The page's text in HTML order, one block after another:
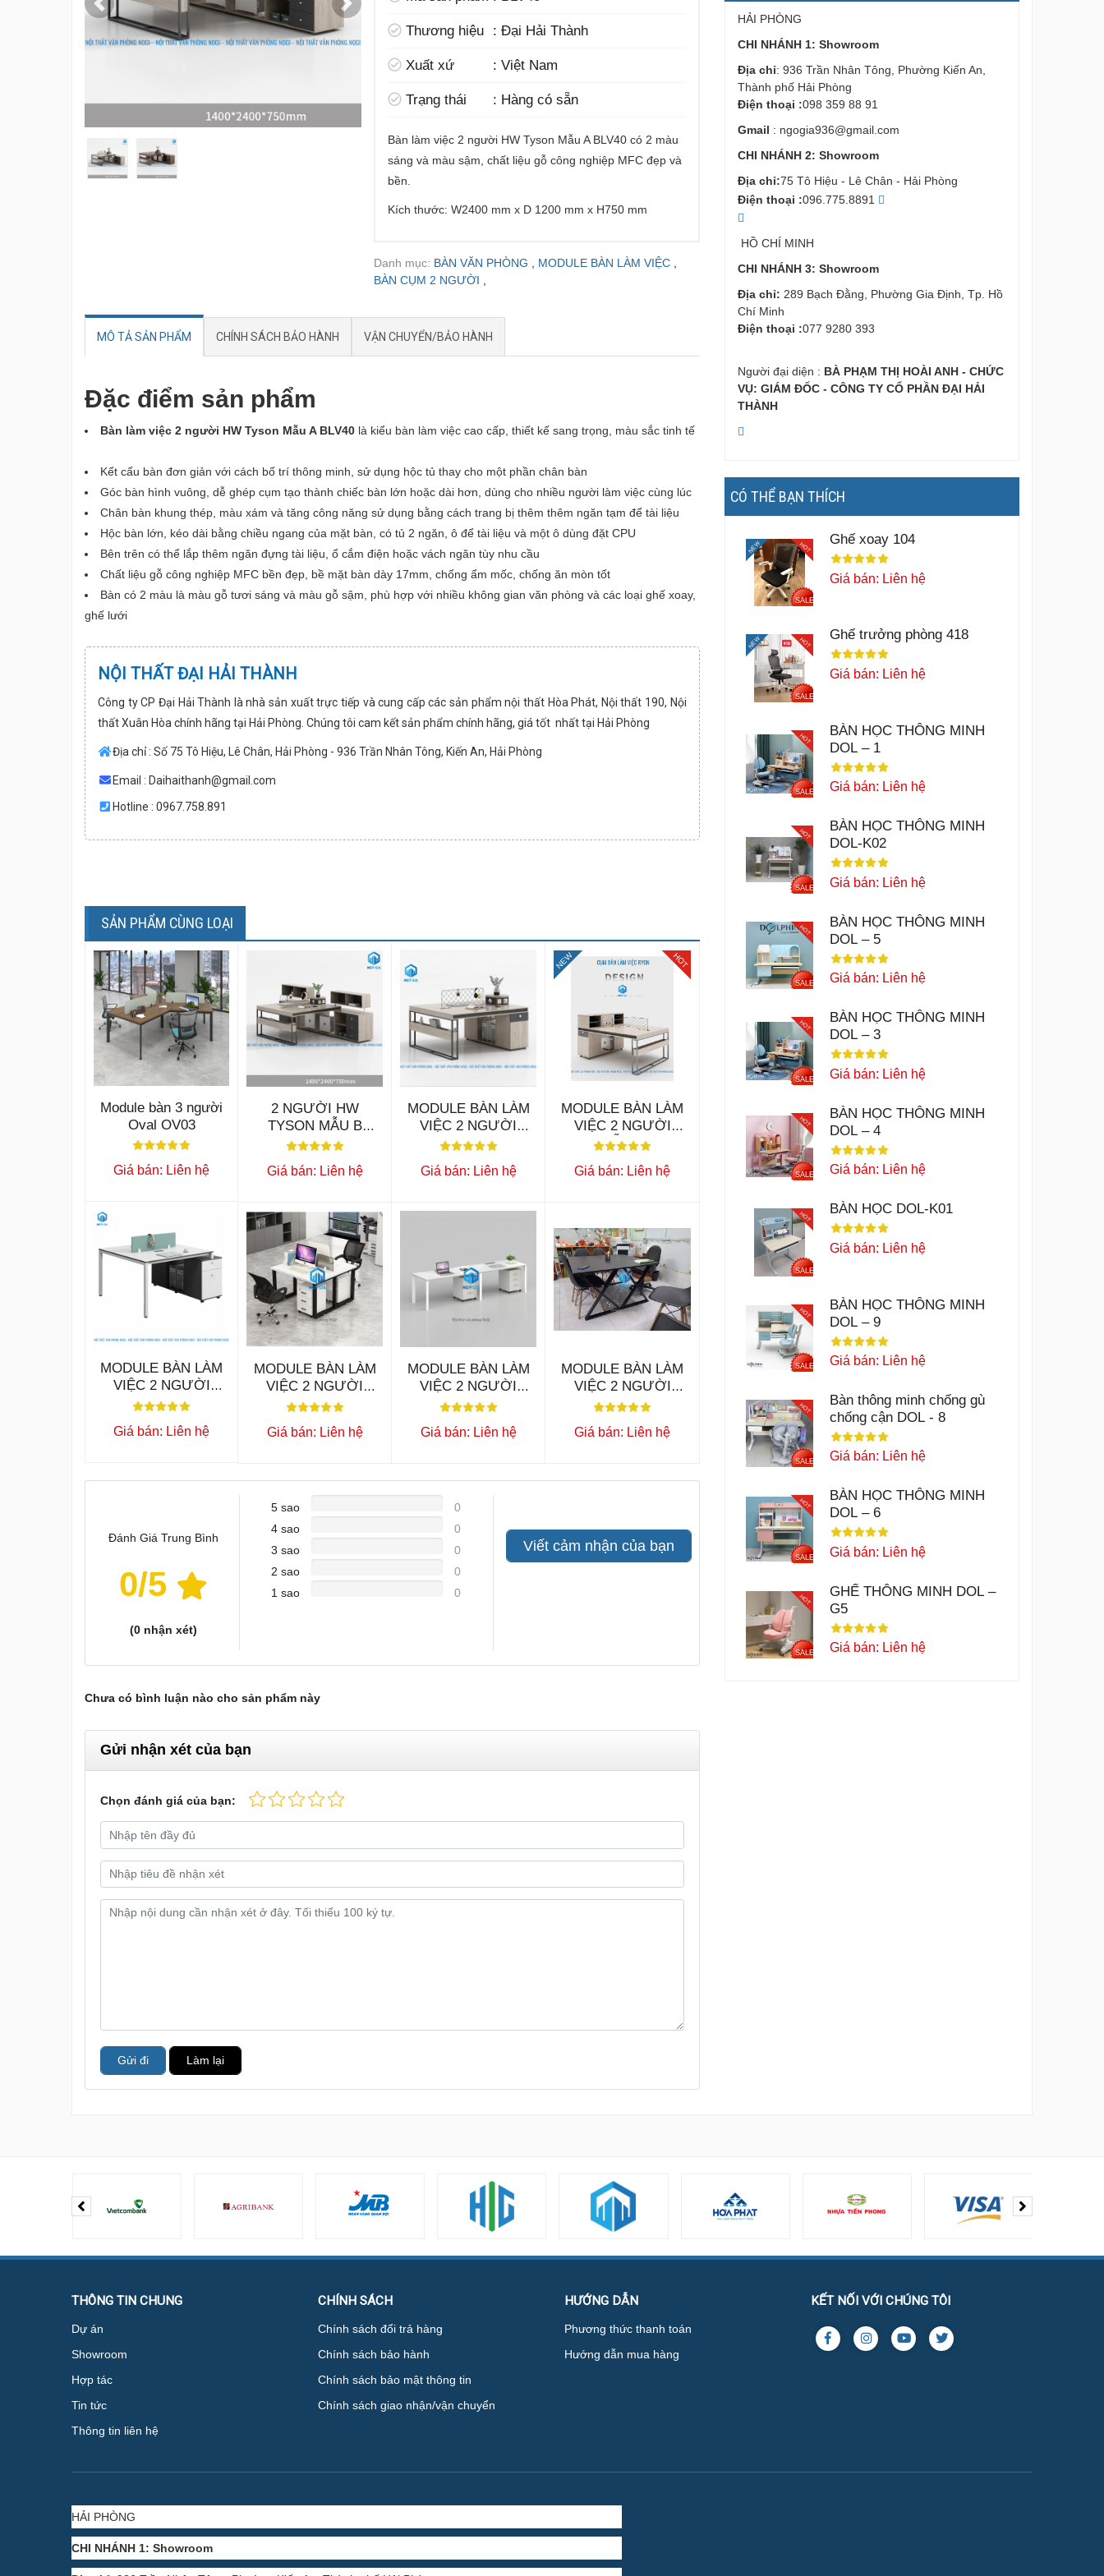
Previous Next
Thương hiệu : Đại Hải Thành
Xuất xứ : Việt Nam
Trạng thái : Hàng có sẵn
Bàn làm việc 2 người HW Tyson Mẫu A BLV40 có 2 màu
sáng và màu sậm, chất liệu gỗ công nghiệp MFC đẹp và
bền.
Kích thước: W2400 mm x D 1200 mm x H750 mm
Danh mục: BÀN VĂN PHÒNG MODULE BÀN LÀM VIỆC,
BÀN CỤM 2 NGƯỜI
MÔ TẢ SẢN PHẨM CHÍNH SÁCH BẢO HÀNH VẬN CHUYỂN/BẢO HÀNH
Đặc điểm sản phẩm
Bàn làm việc 2 người HW Tyson Mẫu A BLV40 là kiểu bàn làm việc cao cấp, thiết kế sang trọng, màu sắc tinh tế
Kết cấu bàn đơn giản với cách bố trí thông minh, sử dụng hộc tủ thay cho một phần chân bàn
Góc bàn hình vuông, dễ ghép cụm tạo thành chiếc bàn lớn hoặc dài hơn, dùng cho nhiều người làm việc cùng lúc
Chân bàn khung thép, màu xám và tăng công năng sử dụng bằng cách trang bị thêm thêm ngăn tạm để tài liệu
Hộc bàn lớn, kéo dài bằng chiều ngang của mặt bàn, có tủ 2 ngăn, ô để tài liệu và một ô dùng đặt CPU
Bên trên có thể lắp thêm ngăn đựng tài liệu, ổ cắm điện hoặc vách ngăn tùy nhu cầu
Chất liệu gỗ công nghiệp MFC bền đẹp, bề mặt bàn dày 17mm, chống ẩm mốc, chống ăn mòn tốt
Bàn có 2 màu là màu gỗ tươi sáng và màu gỗ sậm, phù hợp với nhiều không gian văn phòng và các loại ghế xoay,
ghế lưới
NỘI THẤT ĐẠI HẢI THÀNH
Công ty CP Đại Hải Thành là nhà sản xuất trực tiếp và cung cấp các sản phẩm nội thất Hòa Phát, Nội thất 190, Nội
thất Xuân Hòa chính hãng tại Hải Phòng. Chúng tôi cam kết sản phẩm chính hãng, giá tốt nhất tại Hải Phòng
Địa chỉ : Số 75 Tô Hiệu, Lê Chân, Hải Phòng - 936 Trần Nhân Tông, Kiến An, Hải Phòng
Email : Daihaithanh@gmail.com
Hotline : 0967.758.891
SẢN PHẨM CÙNG LOẠI
Module bàn 3 người
Oval OV03
Giá bán: Liên hệ
2 NGƯỜI HW
TYSON MẪU B
BLV41
Giá bán: Liên hệ
MODULE BÀN LÀM
VIỆC 2 NGƯỜI
TYSON BLV29
Giá bán: Liên hệ
NEW HOT
MODULE BÀN LÀM
VIỆC 2 NGƯỜI
RYON MẪU B BLV23
Giá bán: Liên hệ
MODULE BÀN LÀM
VIỆC 2 NGƯỜI
KAIDO BLV33
Giá bán: Liên hệ
MODULE BÀN LÀM
VIỆC 2 NGƯỜI
BLV08
Giá bán: Liên hệ
MODULE BÀN LÀM
VIỆC 2 NGƯỜI
BLV11
Giá bán: Liên hệ
MODULE BÀN LÀM
VIỆC 2 NGƯỜI
BLV13
Giá bán: Liên hệ
Đánh Giá Trung Bình
0/5
(0nhận xét)
5 sao
0
4 sao
0
3 sao
0
2 sao
0
1 sao
0
Viết cảm nhận của bạn
Chưa có bình luận nào cho sản phẩm này
Gửi nhận xét của bạn
Chọn đánh giá của bạn:
Gửi đi Làm lại
HẢI PHÒNG
CHI NHÁNH 1: Showroom
Địa chỉ: 936 Trần Nhân Tông, Phường Kiến An,
Thành phố Hải Phòng
Điện thoại :098 359 88 91
Gmail : ngogia936@gmail.com
CHI NHÁNH 2: Showroom
Địa chỉ:75 Tô Hiệu - Lê Chân - Hải Phòng
Điện thoại :096.775.8891
HỒ CHÍ MINH
CHI NHÁNH 3: Showroom
Địa chỉ: 289 Bạch Đằng, Phường Gia Định, Tp. Hồ
Chí Minh
Điện thoại :077 9280 393
Người đại diện : BÀ PHẠM THỊ HOÀI ANH - CHỨC
VỤ: GIÁM ĐỐC - CÔNG TY CỔ PHẦN ĐẠI HẢI
THÀNH
CÓ THỂ BẠN THÍCH
NEW HOT
SALE
Ghế xoay 104
Giá bán: Liên hệ
NEW HOT
SALE
Ghế trưởng phòng 418
Giá bán: Liên hệ
HOT
SALE
BÀN HỌC THÔNG MINH
DOL – 1
Giá bán: Liên hệ
HOT
SALE
BÀN HỌC THÔNG MINH
DOL-K02
Giá bán: Liên hệ
HOT
SALE
BÀN HỌC THÔNG MINH
DOL – 5
Giá bán: Liên hệ
HOT
SALE
BÀN HỌC THÔNG MINH
DOL – 3
Giá bán: Liên hệ
HOT
SALE
BÀN HỌC THÔNG MINH
DOL – 4
Giá bán: Liên hệ
HOT
SALE
BÀN HỌC DOL-K01
Giá bán: Liên hệ
HOT
SALE
BÀN HỌC THÔNG MINH
DOL – 9
Giá bán: Liên hệ
HOT
SALE
Bàn thông minh chống gù
chống cận DOL - 8
Giá bán: Liên hệ
HOT
SALE
BÀN HỌC THÔNG MINH
DOL – 6
Giá bán: Liên hệ
HOT
SALE
GHẾ THÔNG MINH DOL –
G5
Giá bán: Liên hệ
THÔNG TIN CHUNG
Dự án
Showroom
Hợp tác
Tin tức
Thông tin liên hệ
CHÍNH SÁCH
Chính sách đổi trả hàng
Chính sách bảo hành
Chính sách bảo mật thông tin
Chính sách giao nhận/vận chuyển
HƯỚNG DẪN
Phương thức thanh toán
Hướng dẫn mua hàng
KẾT NỐI VỚI CHÚNG TÔI
HẢI PHÒNG
CHI NHÁNH 1: Showroom